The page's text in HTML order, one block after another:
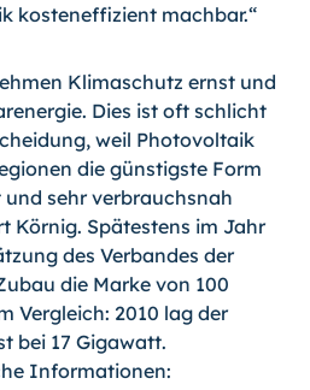
kosteneffizient machbar.“
Klimaschutz ernst und
Dies ist oft schlicht
weil Photovoltaik
die günstigste Form
sehr verbrauchsnah
Körnig. Spätestens im Jahr
des Verbandes der
die Marke von 100
Vergleich: 2010 lag der
bei 17 Gigawatt.
Informationen: